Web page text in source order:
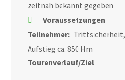
zeitnah bekannt gegeben
Voraussetzungen
Teilnehmer: Trittsicherheit,
Aufstieg ca. 850 Hm
Tourenverlauf/Ziel